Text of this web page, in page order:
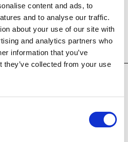
content and ads, to
and to analyse our traffic.
about your use of our site with
and analytics partners who
information that you’ve
they’ve collected from your use